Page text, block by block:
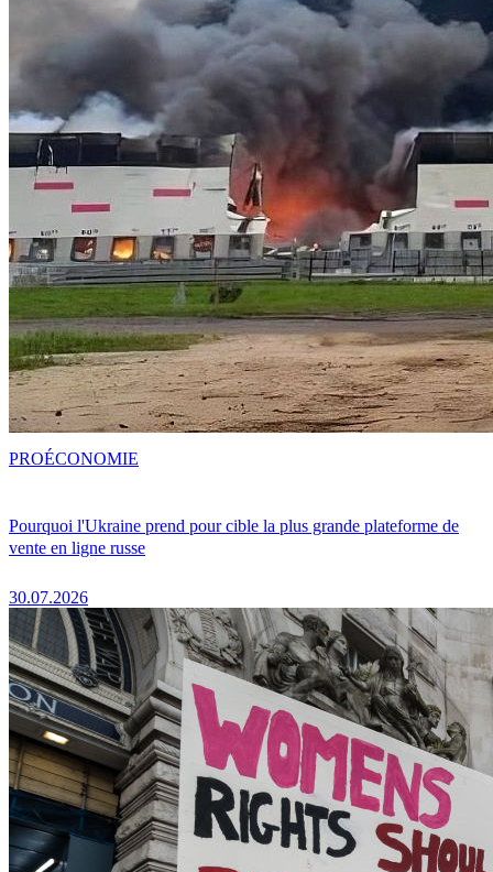
Pourquoi l'Ukraine prend pour cible la plus grande plateforme de
vente en ligne russe
30.07.2026
PROÉCONOMIE